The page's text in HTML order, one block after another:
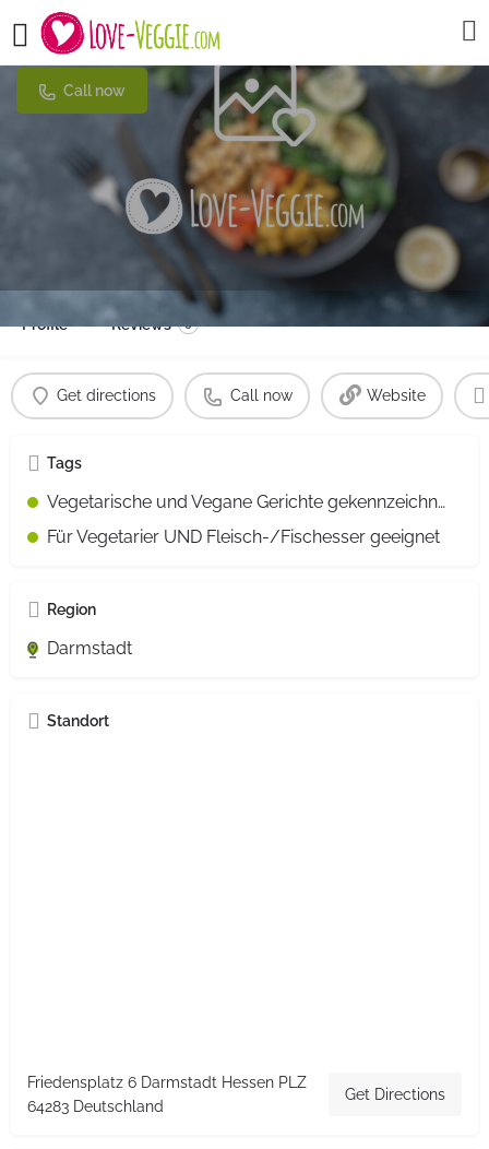
Harouns
Call now
Profile Reviews 0
Get directions Call now Website
Tags
Vegetarische und Vegane Gerichte gekennzeichnet
Für Vegetarier UND Fleisch-/Fischesser geeignet
Region
Darmstadt
Standort
Friedensplatz 6 Darmstadt Hessen PLZ
64283 Deutschland
Get Directions